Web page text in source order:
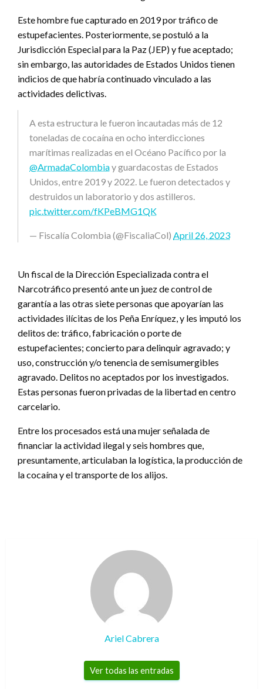
Este hombre fue capturado en 2019 por tráfico de
estupefacientes. Posteriormente, se postuló a la
Jurisdicción Especial para la Paz (JEP) y fue aceptado;
sin embargo, las autoridades de Estados Unidos tienen
indicios de que habría continuado vinculado a las
actividades delictivas.
A esta estructura le fueron incautadas más de 12
toneladas de cocaína en ocho interdicciones
marítimas realizadas en el Océano Pacífico por la
@ArmadaColombiay guardacostas de Estados
Unidos, entre 2019 y 2022. Le fueron detectados y
destruidos un laboratorio y dos astilleros.
pic.twitter.com/fKPeBMG1QK
— Fiscalía Colombia (@FiscaliaCol) April 26, 2023
Un fiscal de la Dirección Especializada contra el
Narcotráfico presentó ante un juez de control de
garantía a las otras siete personas que apoyarían las
actividades ilícitas de los Peña Enríquez, y les imputó los
delitos de: tráfico, fabricación o porte de
estupefacientes; concierto para delinquir agravado; y
uso, construcción y/o tenencia de semisumergibles
agravado. Delitos no aceptados por los investigados.
Estas personas fueron privadas de la libertad en centro
carcelario.
Entre los procesados está una mujer señalada de
financiar la actividad ilegal y seis hombres que,
presuntamente, articulaban la logística, la producción de
la cocaína y el transporte de los alijos.
Ariel Cabrera
Ver todas las entradas